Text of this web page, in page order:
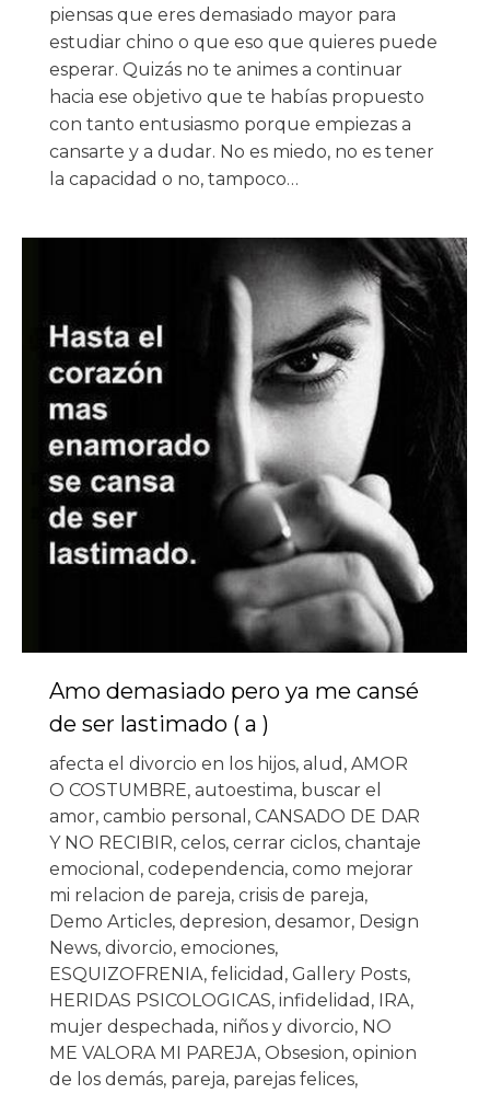
piensas que eres demasiado mayor para
estudiar chino o que eso que quieres puede
esperar. Quizás no te animes a continuar
hacia ese objetivo que te habías propuesto
con tanto entusiasmo porque empiezas a
cansarte y a dudar. No es miedo, no es tener
la capacidad o no, tampoco…
Amo demasiado pero ya me cansé
de ser lastimado ( a )
afecta el divorcio en los hijos, alud , AMOR
O COSTUMBRE, autoestima, buscar el
amor, cambio personal , CANSADO DE DAR
Y NO RECIBIR, celos, cerrar ciclos, chantaje
emocional , codependencia, como mejorar
mi relacion de pareja, crisis de pareja,
Demo Articles, depresion, desamor, Design
News, divorcio, emociones,
ESQUIZOFRENIA, felicidad , Gallery Posts,
HERIDAS PSICOLOGICAS, infidelidad , IRA,
mujer despechada, niños y divorcio, NO
ME VALORA MI PAREJA, Obsesion, opinion
de los demás, pareja, parejas felices,